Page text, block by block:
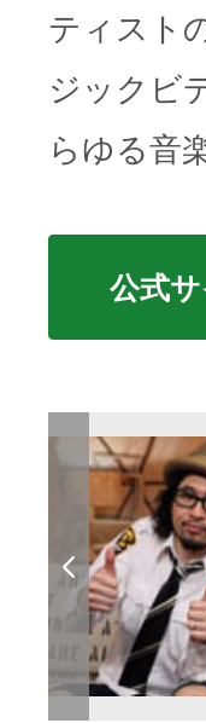
ティスト
ジックビ
らゆる音
公式サ